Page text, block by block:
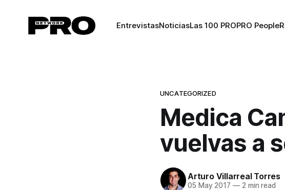
EntrevistasNoticiasLas 100 PROPRO People
UNCATEGORIZED
Medica
vuelvas a
Arturo Villarreal Torres
05 May 2017 —2 min read